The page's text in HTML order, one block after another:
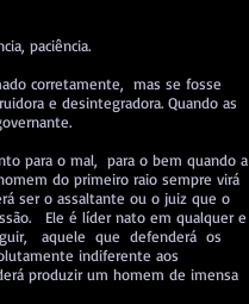
paciência.
corretamente, mas se fosse
e desintegradora. Quando as
para o mal, para o bem quando a
do primeiro raio sempre virá
ser o assaltante ou o juiz que o
Ele é líder nato em qualquer e
aquele que defenderá os
indiferente aos
produzir um homem de imensa